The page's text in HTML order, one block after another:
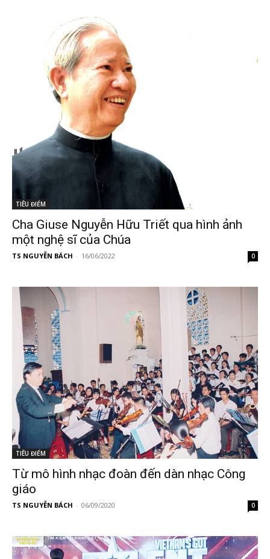
TIÊU ĐIỂM
Cha Giuse Nguyễn Hữu Triết qua hình ảnh
một nghệ sĩ của Chúa
TS NGUYỄN BÁCH - 16/06/2022 0
TIÊU ĐIỂM
Từ mô hình nhạc đoàn đến dàn nhạc Công
giáo
TS NGUYỄN BÁCH - 06/09/2020 0